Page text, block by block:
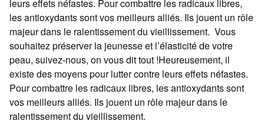
leurs effets néfastes. Pour combattre les radicaux libres,
les antioxydants sont vos meilleurs alliés. Ils jouent un rôle
majeur dans le ralentissement du vieillissement. Vous
souhaitez préserver la jeunesse et l’élasticité de votre
peau, suivez-nous, on vous dit tout !Heureusement, il
existe des moyens pour lutter contre leurs effets néfastes.
Pour combattre les radicaux libres, les antioxydants sont
vos meilleurs alliés. Ils jouent un rôle majeur dans le
ralentissement du vieillissement.